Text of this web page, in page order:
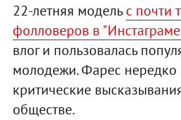
22-летняя модельс почти
фолловеров в
влог и пользовалась
молодежи. Фарес нередко
критические
обществе.